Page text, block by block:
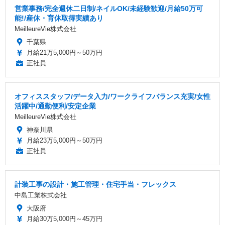
営業事務/完全週休二日制/ネイルOK/未経験歓迎/月給50万可
能!/産休・育休取得実績あり
MeilleureVie株式会社
千葉県
月給21万5,000円～50万円
正社員
オフィススタッフ/データ入力/ワークライフバランス充実/女性
活躍中/通勤便利/安定企業
MeilleureVie株式会社
神奈川県
月給23万5,000円～50万円
正社員
計装工事の設計・施工管理・住宅手当・フレックス
中島工業株式会社
大阪府
月給30万5,000円～45万円